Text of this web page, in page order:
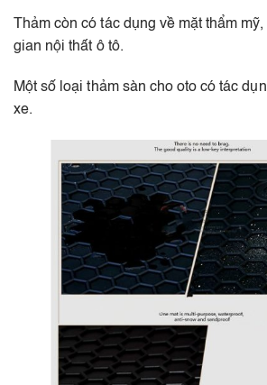
Thảm còn có tác dụng về mặt thẩm
gian nội thất ô tô.
Một số loại thảm sàn cho oto có tác
xe.